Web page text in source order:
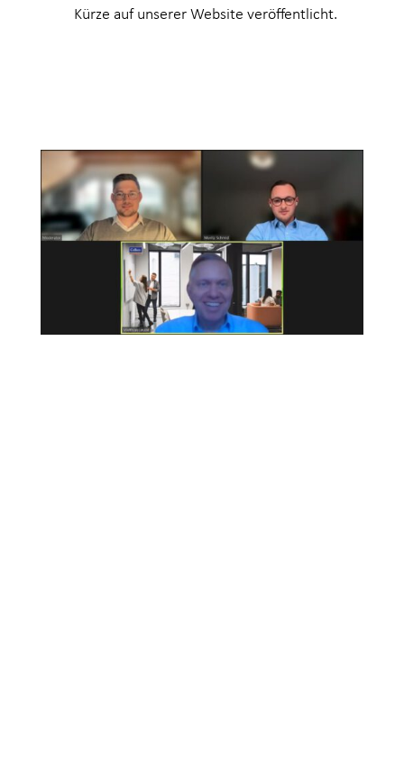
Kürze auf unserer Website veröffentlicht.
Weitere Informationen